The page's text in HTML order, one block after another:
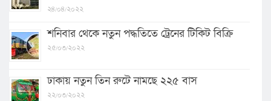
২৪/০৪/২০২২
শনিবার থেকে নতুন পদ্ধতিতে ট্রেনের টিকিট বিক্রি
২৫/০৩/২০২২
ঢাকায় নতুন তিন রুটে নামছে ২২৫ বাস
২২/০৩/২০২২